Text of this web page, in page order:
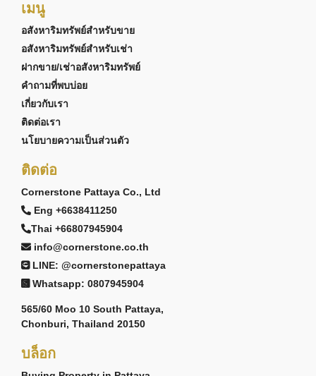
เมนู
อสังหาริมทรัพย์สำหรับขาย
อสังหาริมทรัพย์สำหรับเช่า
ฝากขาย/เช่าอสังหาริมทรัพย์
คำถามที่พบบ่อย
เกี่ยวกับเรา
ติดต่อเรา
นโยบายความเป็นส่วนตัว
ติดต่อ
Cornerstone Pattaya Co., Ltd
Eng +6638411250
Thai +66807945904
info@cornerstone.co.th
LINE: @cornerstonepattaya
Whatsapp: 0807945904
565/60 Moo 10 South Pattaya,
Chonburi, Thailand 20150
บล็อก